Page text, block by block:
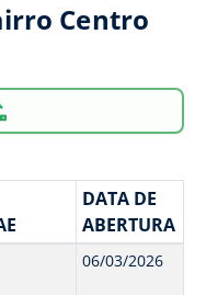
Centro
DATA DE
ABERTURA
06/03/2026